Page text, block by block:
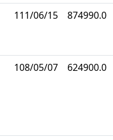
111/06/15 874990.0
108/05/07 624900.0